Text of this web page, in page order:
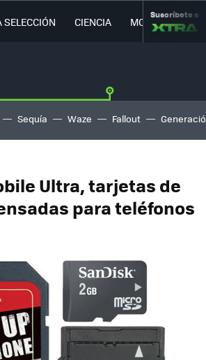
SELECCIÓN CIENCIA MOVILIDAD
Suscríbete a
Sequía Waze Fallout
Ultra, tarjetas de
para teléfonos